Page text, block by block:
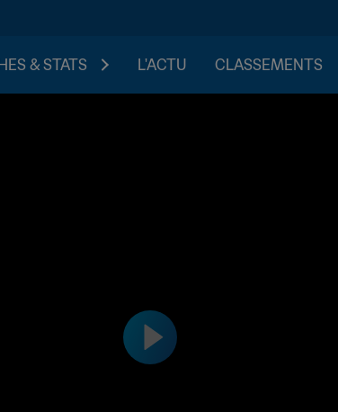
& STATS L'ACTU CLASSEMENTS